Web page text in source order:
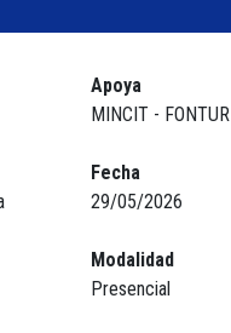
Apoya
MINCIT - FONTUR
Fecha
29/05/2026
Modalidad
Presencial